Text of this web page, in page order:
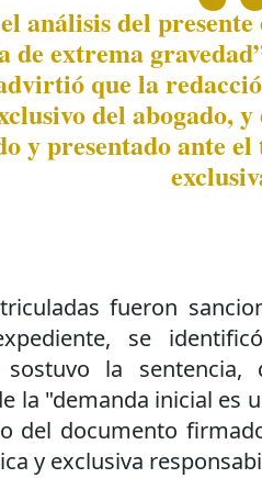
análisis del
de extrema
que la
del abogado,
y presentado ante
fueron
se
sostuvo la
la "demanda inicial es
del documento
y exclusiva